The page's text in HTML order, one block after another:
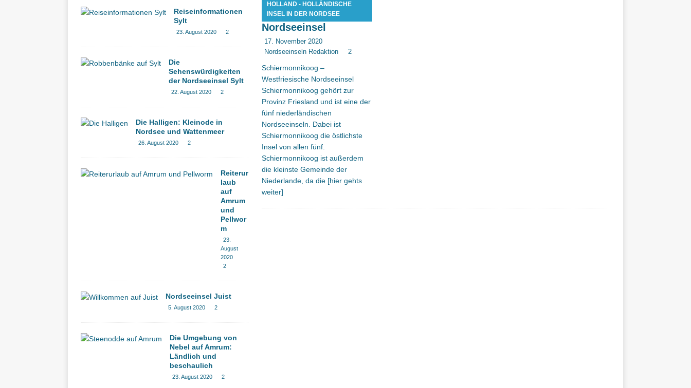
HOLLAND - HOLLÄNDISCHE
INSEL IN DER NORDSEE
Westfriesische
Nordseeinsel
17. November 2020
Nordseeinseln Redaktion
2
Schiermonnikoog –
Westfriesische Nordseeinsel
Schiermonnikoog gehört zur
Provinz Friesland und ist eine der
fünf niederländischen
Nordseeinseln. Dabei ist
Schiermonnikoog die östlichste
Insel von allen fünf.
Schiermonnikoog ist außerdem
die kleinste Gemeinde der
Niederlande, da die [hier gehts
weiter]
Reiseinformationen
Sylt
23. August 2020 2
Die
Sehenswürdigkeiten
der Nordseeinsel Sylt
22. August 2020 2
Die Halligen: Kleinode in
Nordsee und Wattenmeer
26. August 2020 2
Reiterur
laub
auf
Amrum
und
Pellwor
m
23.
August
2020
2
Nordseeinsel Juist
5. August 2020 2
Die Umgebung von
Nebel auf Amrum:
Ländlich und
beschaulich
23. August 2020 2